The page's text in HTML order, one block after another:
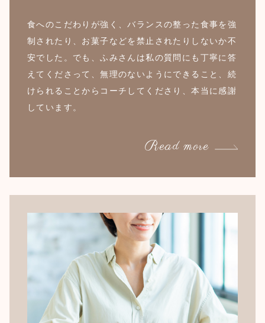
食へのこだわりが強く、バランスの整った食事を強
制されたり、お菓子などを禁止されたりしないか不
安でした。でも、ふみさんは私の質問にも丁寧に答
えてくださって、無理のないようにできること、続
けられることからコーチしてくださり、本当に感謝
しています。
Read more